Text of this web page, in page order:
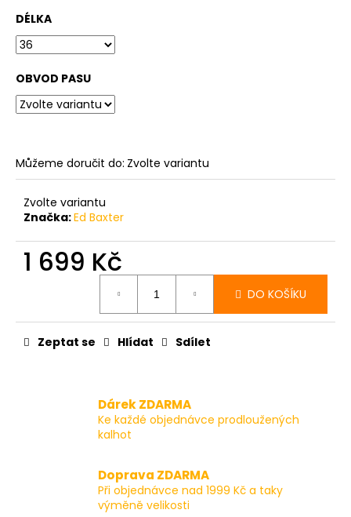
DÉLKA
OBVOD PASU
Můžeme doručit do: Zvolte variantu
Zvolte variantu
Značka:Ed Baxter
1 699 Kč
DO KOŠÍKU
Zeptat se Hlídat Sdílet
Dárek ZDARMA
Ke každé objednávce prodloužených
kalhot
Doprava ZDARMA
Při objednávce nad 1999 Kč a taky
výměně velikosti
e
m
e
PÁNSKÁ
ČERNÁ
KAPUCÍ
TALLREPUBLIC
LONGBRO,
PRODLOUŽENÁ
Kč